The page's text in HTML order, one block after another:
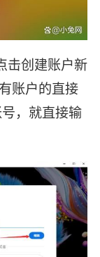
击创建账户新
账户的直接
，就直接输